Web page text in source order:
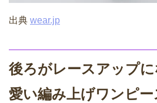
出典 wear.jp
後ろがレースアップ
愛い編み上げワンピー